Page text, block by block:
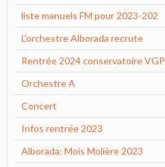
liste manuels FM pour 2023-202
L'orchestre Alborada recrute
Rentrée 2024 conservatoire VGP
Orchestre A
Concert
Infos rentrée 2023
Alborada: Mois Molière 2023